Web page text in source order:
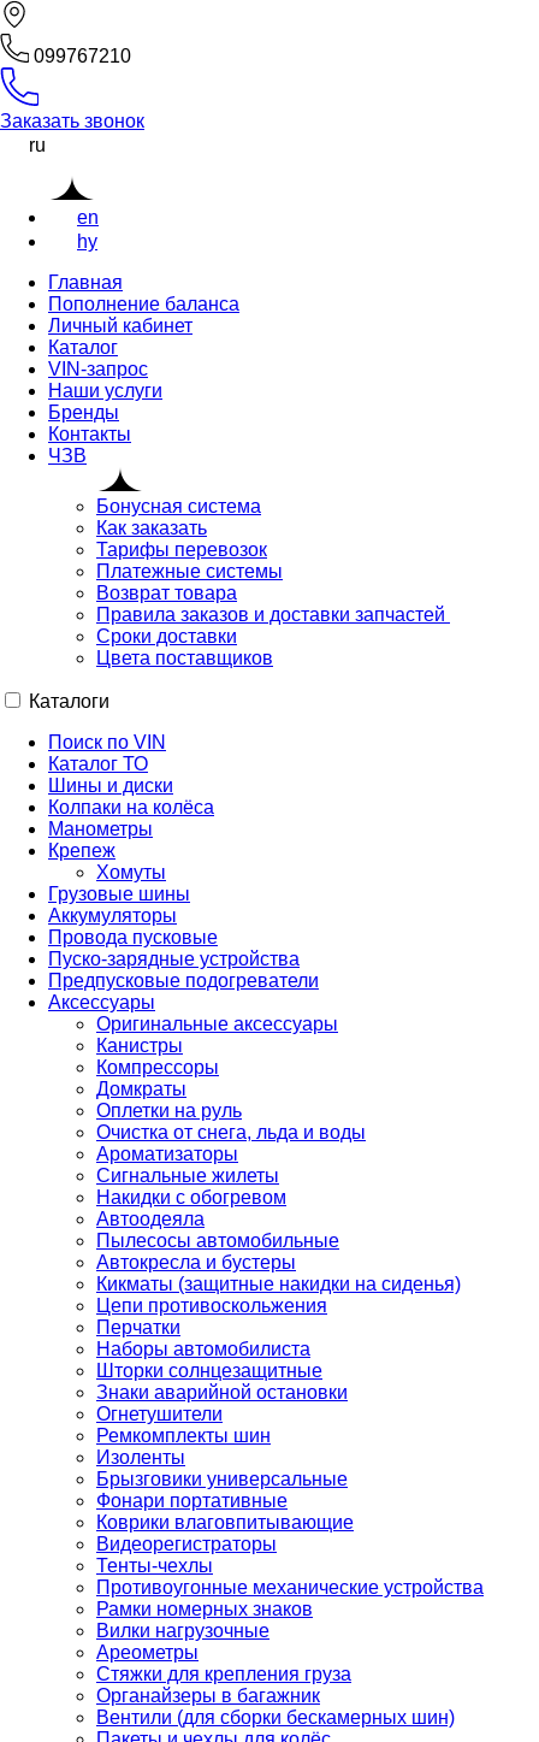
099767210
Заказать звонок
ru
en
hy
Главная
Пополнение баланса
Личный кабинет
Каталог
VIN-запрос
Наши услуги
Бренды
Контакты
ЧЗВ
Бонусная система
Как заказать
Тарифы перевозок
Платежные системы
Возврат товара
Правила заказов и доставки запчастей
Сроки доставки
Цвета поставщиков
Каталоги
Поиск по VIN
Каталог ТО
Шины и диски
Колпаки на колёса
Манометры
Крепеж
Хомуты
Грузовые шины
Аккумуляторы
Провода пусковые
Пуско-зарядные устройства
Предпусковые подогреватели
Аксессуары
Оригинальные аксессуары
Канистры
Компрессоры
Домкраты
Оплетки на руль
Очистка от снега, льда и воды
Ароматизаторы
Сигнальные жилеты
Накидки с обогревом
Автоодеяла
Пылесосы автомобильные
Автокресла и бустеры
Кикматы (защитные накидки на сиденья)
Цепи противоскольжения
Перчатки
Наборы автомобилиста
Шторки солнцезащитные
Знаки аварийной остановки
Огнетушители
Ремкомплекты шин
Изоленты
Брызговики универсальные
Фонари портативные
Коврики влаговпитывающие
Видеорегистраторы
Тенты-чехлы
Противоугонные механические устройства
Рамки номерных знаков
Вилки нагрузочные
Ареометры
Стяжки для крепления груза
Органайзеры в багажник
Вентили (для сборки бескамерных шин)